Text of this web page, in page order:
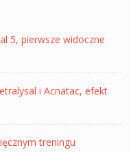
5, pierwsze widoczne
i Acnatac, efekt
treningu